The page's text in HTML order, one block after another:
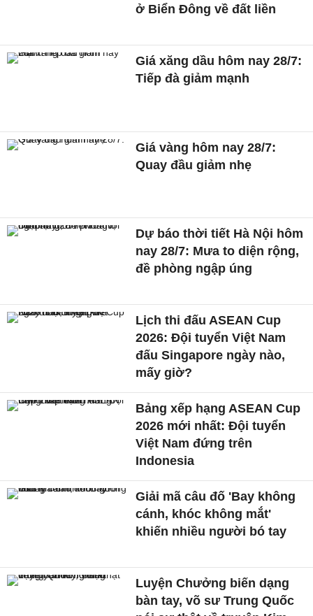
ở Biển Đông về đất liền
Giá xăng dầu hôm nay 28/7:
Tiếp đà giảm mạnh
Giá vàng hôm nay 28/7:
Quay đầu giảm nhẹ
Dự báo thời tiết Hà Nội hôm
nay 28/7: Mưa to diện rộng,
đề phòng ngập úng
Lịch thi đấu ASEAN Cup
2026: Đội tuyển Việt Nam
đấu Singapore ngày nào,
mấy giờ?
Bảng xếp hạng ASEAN Cup
2026 mới nhất: Đội tuyển
Việt Nam đứng trên
Indonesia
Giải mã câu đố 'Bay không
cánh, khóc không mắt'
khiến nhiều người bó tay
Luyện Chưởng biến dạng
bàn tay, võ sư Trung Quốc